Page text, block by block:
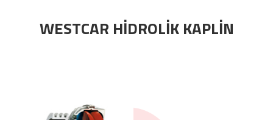
WESTCAR HİDROLİK KAPLİN